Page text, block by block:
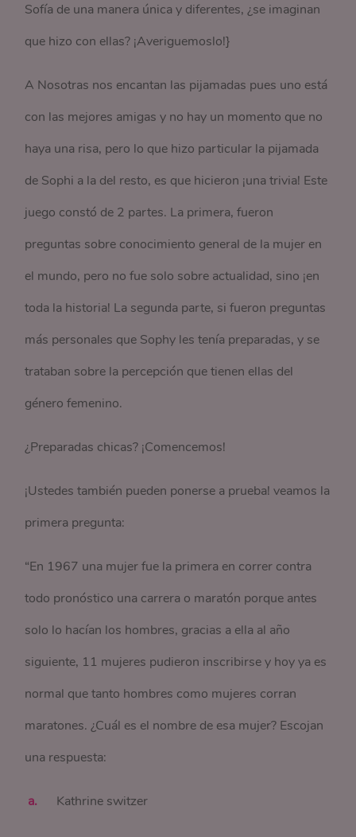
Sofía de una manera única y diferentes, ¿se imaginan
que hizo con ellas? ¡Averiguemoslo!}
A Nosotras nos encantan las pijamadas pues uno está
con las mejores amigas y no hay un momento que no
haya una risa, pero lo que hizo particular la pijamada
de Sophi a la del resto, es que hicieron ¡una trivia! Este
juego constó de 2 partes. La primera, fueron
preguntas sobre conocimiento general de la mujer en
el mundo, pero no fue solo sobre actualidad, sino ¡en
toda la historia! La segunda parte, si fueron preguntas
más personales que Sophy les tenía preparadas, y se
trataban sobre la percepción que tienen ellas del
género femenino.
¿Preparadas chicas? ¡Comencemos!
¡Ustedes también pueden ponerse a prueba! veamos la
primera pregunta:
“En 1967 una mujer fue la primera en correr contra
todo pronóstico una carrera o maratón porque antes
solo lo hacían los hombres, gracias a ella al año
siguiente, 11 mujeres pudieron inscribirse y hoy ya es
normal que tanto hombres como mujeres corran
maratones. ¿Cuál es el nombre de esa mujer? Escojan
una respuesta:
Kathrine switzer